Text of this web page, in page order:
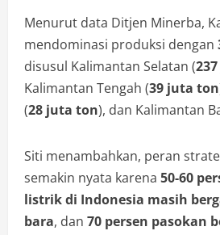
Menurut data Ditjen Minerba,
mendominasi produksi dengan
disusul Kalimantan Selatan (
Kalimantan Tengah (39 juta ton
(28 juta ton), dan Kalimantan
Siti menambahkan, peran
semakin nyata karena 50-60
listrik di Indonesia masih
bara, dan 70 persen pasokan